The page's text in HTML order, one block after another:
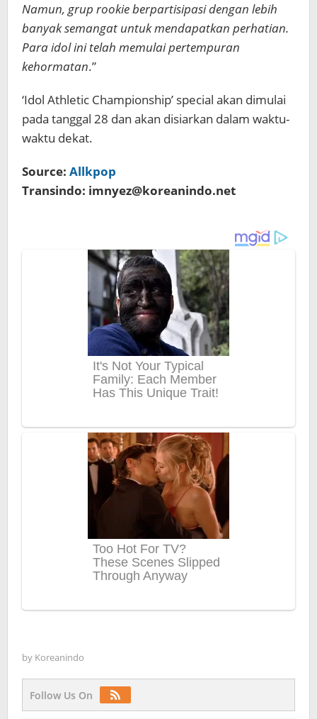
Namun, grup rookie berpartisipasi dengan lebih
banyak semangat untuk mendapatkan perhatian.
Para idol ini telah memulai pertempuran
kehormatan.”
‘Idol Athletic Championship’ special akan dimulai
pada tanggal 28 dan akan disiarkan dalam waktu-
waktu dekat.
Source: Allkpop
Transindo: imnyez@koreanindo.net
by Koreanindo
Follow Us On